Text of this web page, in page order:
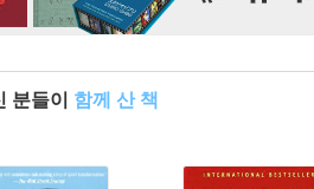
분들이 함께 산 책